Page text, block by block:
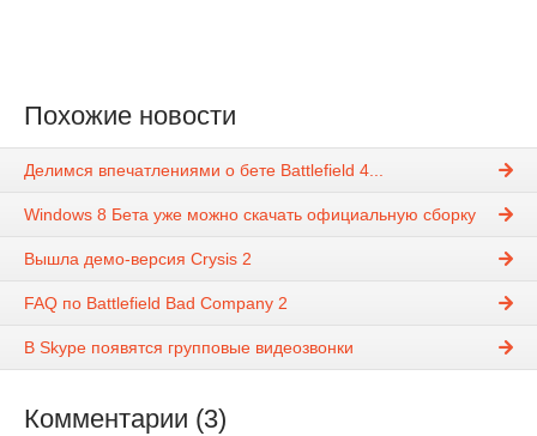
Похожие новости
Делимся впечатлениями о бете Battlefield 4...
Windows 8 Бета уже можно скачать официальную сборку
Вышла демо-версия Crysis 2
FAQ по Battlefield Bad Company 2
В Skype появятся групповые видеозвонки
Комментарии (3)